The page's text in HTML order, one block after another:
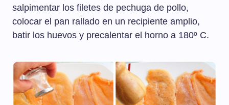
salpimentar los filetes de pechuga de pollo,
colocar el pan rallado en un recipiente amplio,
batir los huevos y precalentar el horno a 180º C.